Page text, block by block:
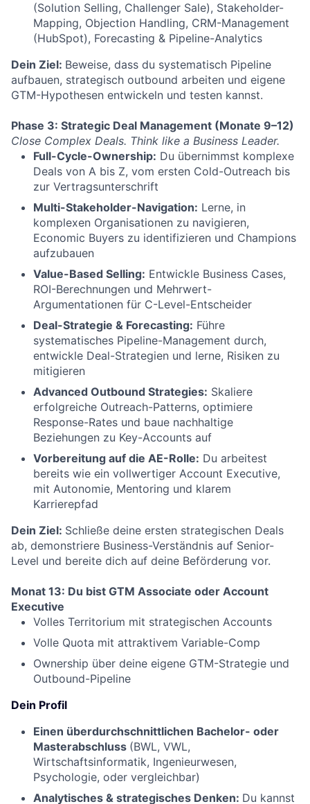
(Solution Selling, Challenger Sale), Stakeholder-
Mapping, Objection Handling, CRM-Management
(HubSpot), Forecasting & Pipeline-Analytics
Dein Ziel: Beweise, dass du systematisch Pipeline
aufbauen, strategisch outbound arbeiten und eigene
GTM-Hypothesen entwickeln und testen kannst.
Phase 3: Strategic Deal Management (Monate 9–12)
Close Complex Deals. Think like a Business Leader.
Full-Cycle-Ownership: Du übernimmst komplexe
Deals von A bis Z, vom ersten Cold-Outreach bis
zur Vertragsunterschrift
Multi-Stakeholder-Navigation: Lerne, in
komplexen Organisationen zu navigieren,
Economic Buyers zu identifizieren und Champions
aufzubauen
Value-Based Selling: Entwickle Business Cases,
ROI-Berechnungen und Mehrwert-
Argumentationen für C-Level-Entscheider
Deal-Strategie & Forecasting: Führe
systematisches Pipeline-Management durch,
entwickle Deal-Strategien und lerne, Risiken zu
mitigieren
Advanced Outbound Strategies: Skaliere
erfolgreiche Outreach-Patterns, optimiere
Response-Rates und baue nachhaltige
Beziehungen zu Key-Accounts auf
Vorbereitung auf die AE-Rolle: Du arbeitest
bereits wie ein vollwertiger Account Executive,
mit Autonomie, Mentoring und klarem
Karrierepfad
Dein Ziel: Schließe deine ersten strategischen Deals
ab, demonstriere Business-Verständnis auf Senior-
Level und bereite dich auf deine Beförderung vor.
Monat 13: Du bist GTM Associate oder Account
Executive
Volles Territorium mit strategischen Accounts
Volle Quota mit attraktivem Variable-Comp
Ownership über deine eigene GTM-Strategie und
Outbound-Pipeline
Dein Profil
Einen überdurchschnittlichen Bachelor- oder
Masterabschluss (BWL, VWL,
Wirtschaftsinformatik, Ingenieurwesen,
Psychologie, oder vergleichbar)
Analytisches & strategisches Denken: Du kannst